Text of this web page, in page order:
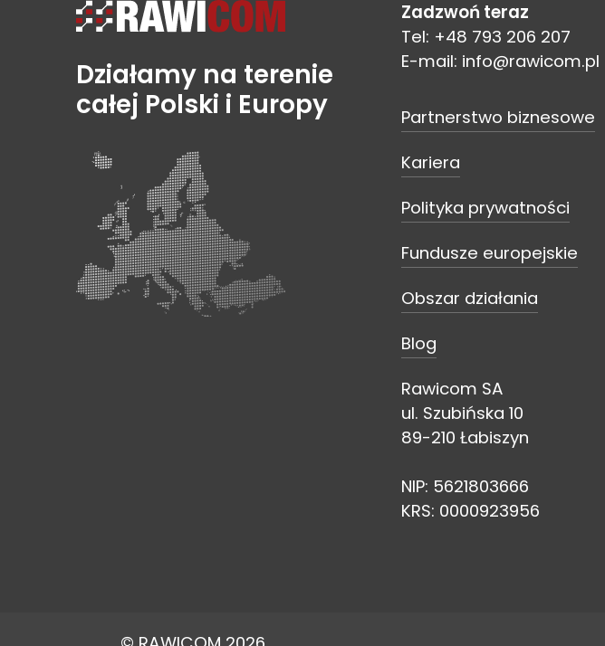
Działamy na terenie
całej Polski i Europy
Zadzwoń teraz
Tel: +48 793 206 207
E-mail: info@rawicom.pl
Partnerstwo biznesowe
Kariera
Polityka prywatności
Fundusze europejskie
Obszar działania
Blog
Rawicom SA
ul. Szubińska 10
89-210 Łabiszyn
NIP: 5621803666
KRS: 0000923956